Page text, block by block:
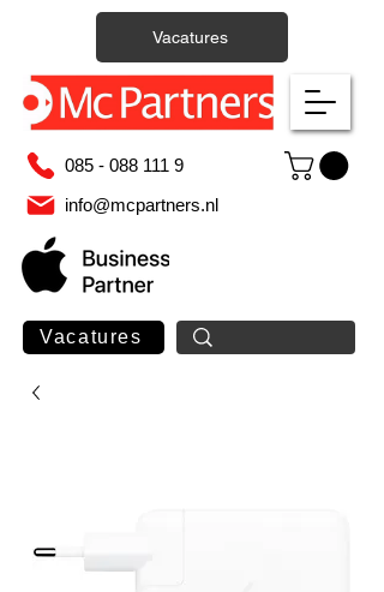
085 - 088 111 9
info@mcpartners.nl
Vacatures
Vacatures